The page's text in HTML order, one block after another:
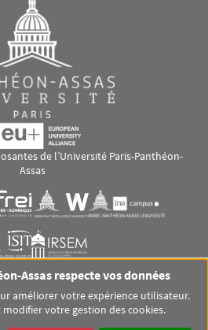
de l’Université Paris-Panthéon-
Assas
Visuel svgVisuel svg
svgVisuel svg
Assas respecte vos données
améliorer votre expérience utilisateur.
votre gestion des cookies.